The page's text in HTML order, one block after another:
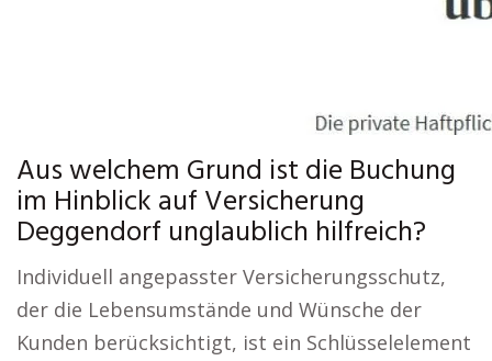
Aus welchem Grund ist die Buchung
im Hinblick auf Versicherung
Deggendorf unglaublich hilfreich?
Individuell angepasster Versicherungsschutz,
der die Lebensumstände und Wünsche der
Kunden berücksichtigt, ist ein Schlüsselelement